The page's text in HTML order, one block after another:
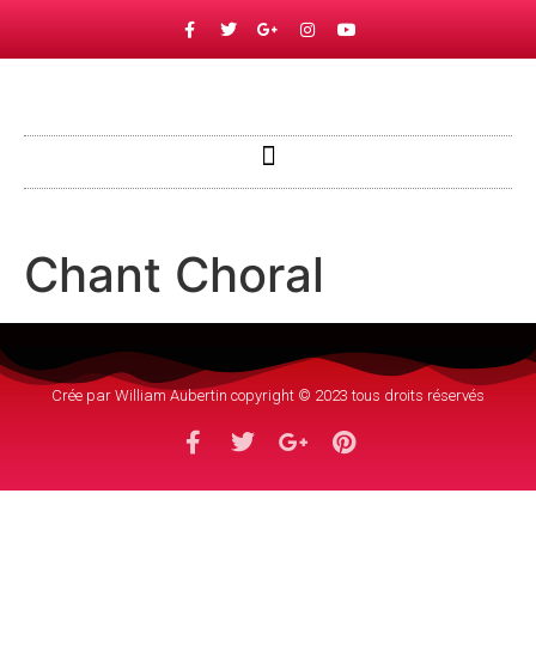
Chant Choral
Crée par William Aubertin copyright © 2023 tous droits réservés